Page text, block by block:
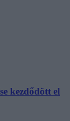
kezdődött el